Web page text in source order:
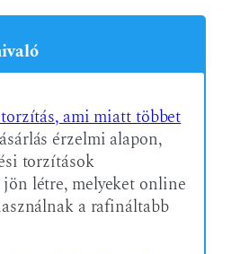
ami miatt többet
érzelmi alapon,
torzítások
létre, melyeket online
a rafináltabb